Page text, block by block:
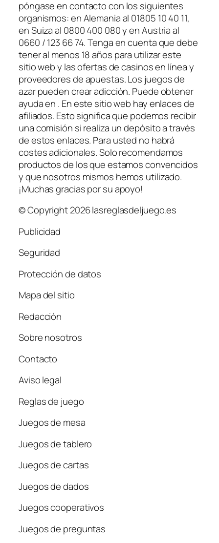
póngase en contacto con los siguientes
organismos: en Alemania al 01805 10 40 11,
en Suiza al 0800 400 080 y en Austria al
0660 / 123 66 74. Tenga en cuenta que debe
tener al menos 18 años para utilizar este
sitio web y las ofertas de casinos en línea y
proveedores de apuestas. Los juegos de
azar pueden crear adicción. Puede obtener
ayuda en . En este sitio web hay enlaces de
afiliados. Esto significa que podemos recibir
una comisión si realiza un depósito a través
de estos enlaces. Para usted no habrá
costes adicionales. Solo recomendamos
productos de los que estamos convencidos
y que nosotros mismos hemos utilizado.
¡Muchas gracias por su apoyo!
© Copyright 2026 lasreglasdeljuego.es
Publicidad
Seguridad
Protección de datos
Mapa del sitio
Redacción
Sobre nosotros
Contacto
Aviso legal
Reglas de juego
Juegos de mesa
Juegos de tablero
Juegos de cartas
Juegos de dados
Juegos cooperativos
Juegos de preguntas